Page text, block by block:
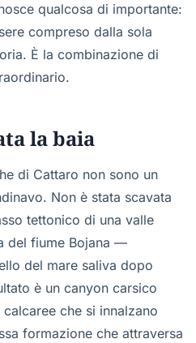
qualcosa di importante:
compreso dalla sola
È la combinazione di
la baia
di Cattaro non sono un
Non è stata scavata
tettonico di una valle
del fiume Bojana —
del mare saliva dopo
è un canyon carsico
che si innalzano
formazione che attraversa